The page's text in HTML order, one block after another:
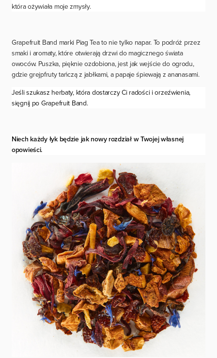
która ożywiała moje zmysły.
Grapefruit Band marki Piag Tea to nie tylko napar. To podróż przez
smaki i aromaty, które otwierają drzwi do magicznego świata
owoców. Puszka, pięknie ozdobiona, jest jak wejście do ogrodu,
gdzie grejpfruty tańczą z jabłkami, a papaje śpiewają z ananasami.
Jeśli szukasz herbaty, która dostarczy Ci radości i orzeźwienia,
sięgnij po Grapefruit Band.
Niech każdy łyk będzie jak nowy rozdział w Twojej własnej
opowieści.